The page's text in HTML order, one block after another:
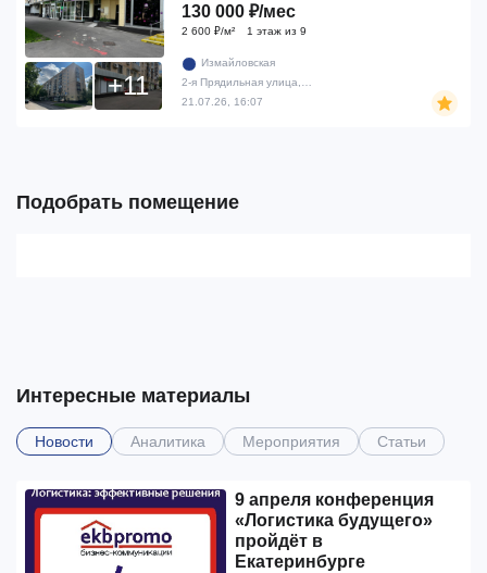
+11
130 000 ₽/мес
2 600 ₽/м² 1 этаж из 9
Измайловская
21.07.26, 16:07
Подобрать помещение
Интересные материалы
Новости Аналитика Мероприятия Статьи
9 апреля конференция
«Логистика будущего»
пройдёт в
Екатеринбурге